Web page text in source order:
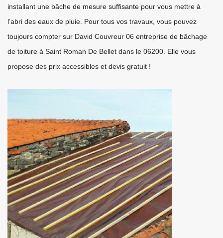
installant une bâche de mesure suffisante pour vous mettre à
l’abri des eaux de pluie. Pour tous vos travaux, vous pouvez
toujours compter sur David Couvreur 06 entreprise de bâchage
de toiture à Saint Roman De Bellet dans le 06200. Elle vous
propose des prix accessibles et devis gratuit !